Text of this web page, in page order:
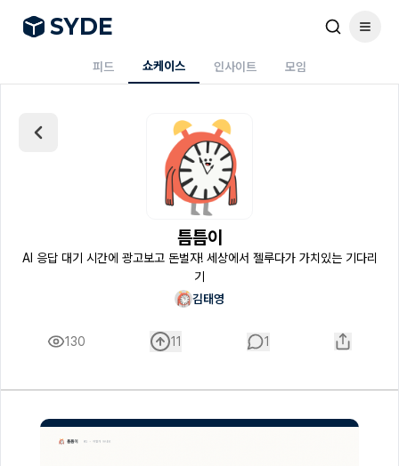
SYDE
피드 쇼케이스 인사이트 모임
틈틈이
AI 응답 대기 시간에 광고보고 돈벌자! 세상에서 젤루다가 가치있는 기다리
기
김태영
130 11 1